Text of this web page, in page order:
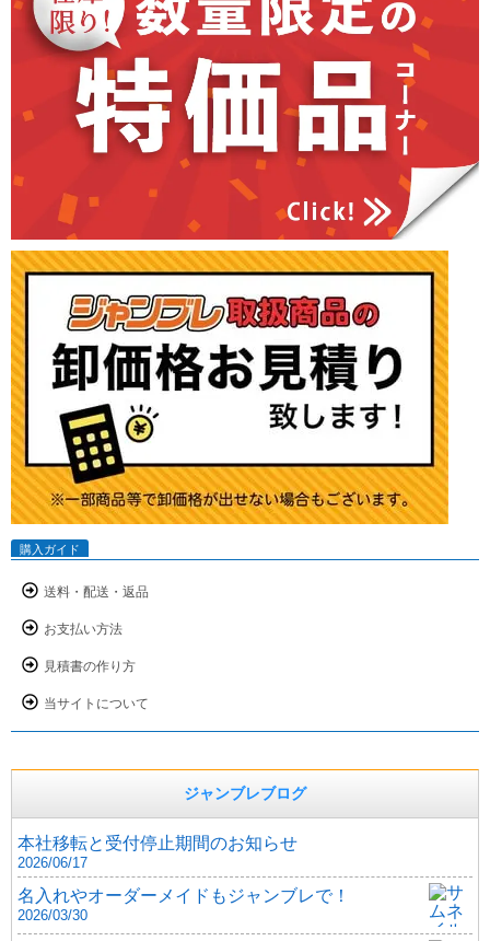
購入ガイド
送料・配送・返品
お支払い方法
見積書の作り方
当サイトについて
ジャンブレブログ
本社移転と受付停止期間のお知らせ
2026/06/17
名入れやオーダーメイドもジャンブレで！
2026/03/30